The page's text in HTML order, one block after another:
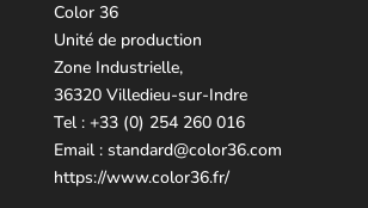
Color 36
Unité de production
Zone Industrielle,
36320 Villedieu-sur-Indre
Tel : +33 (0) 254 260 016
Email : standard@color36.com
https://www.color36.fr/